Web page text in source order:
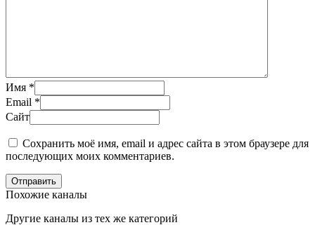
Имя *
Email *
Сайт
Сохранить моё имя, email и адрес сайта в этом браузере для
последующих моих комментариев.
Отправить
Похожие каналы
Другие каналы из тех же категорий